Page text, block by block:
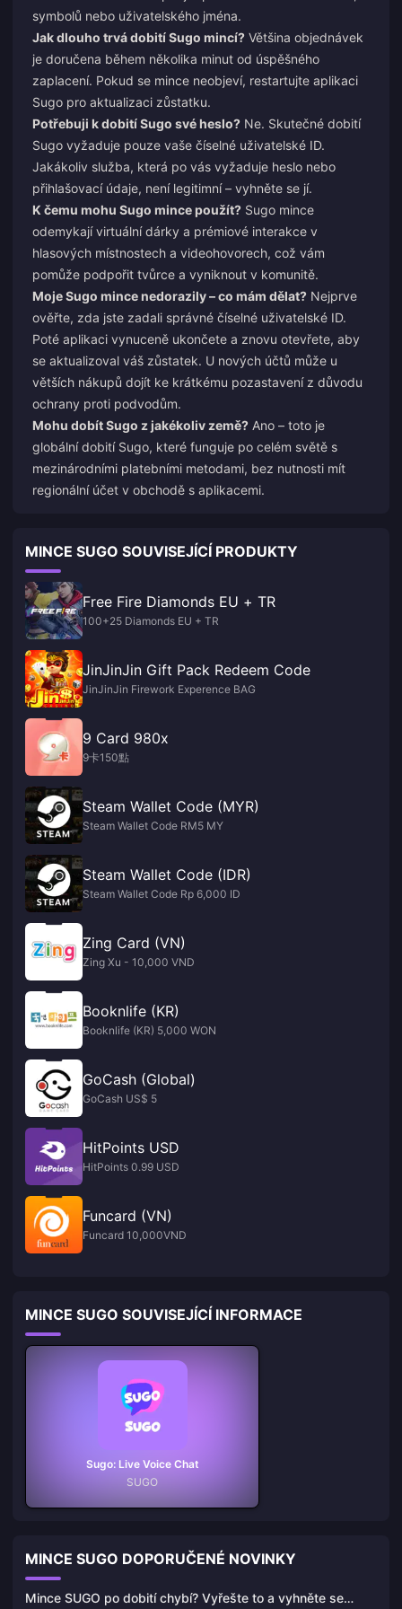
symbolů nebo uživatelského jména.
Jak dlouho trvá dobití Sugo mincí? Většina objednávek
je doručena během několika minut od úspěšného
zaplacení. Pokud se mince neobjeví, restartujte aplikaci
Sugo pro aktualizaci zůstatku.
Potřebuji k dobití Sugo své heslo? Ne. Skutečné dobití
Sugo vyžaduje pouze vaše číselné uživatelské ID.
Jakákoliv služba, která po vás vyžaduje heslo nebo
přihlašovací údaje, není legitimní – vyhněte se jí.
K čemu mohu Sugo mince použít? Sugo mince
odemykají virtuální dárky a prémiové interakce v
hlasových místnostech a videohovorech, což vám
pomůže podpořit tvůrce a vyniknout v komunitě.
Moje Sugo mince nedorazily – co mám dělat? Nejprve
ověřte, zda jste zadali správné číselné uživatelské ID.
Poté aplikaci vynuceně ukončete a znovu otevřete, aby
se aktualizoval váš zůstatek. U nových účtů může u
větších nákupů dojít ke krátkému pozastavení z důvodu
ochrany proti podvodům.
Mohu dobít Sugo z jakékoliv země? Ano – toto je
globální dobití Sugo, které funguje po celém světě s
mezinárodními platebními metodami, bez nutnosti mít
regionální účet v obchodě s aplikacemi.
MINCE SUGO SOUVISEJÍCÍ PRODUKTY
Free Fire Diamonds EU + TR
100+25 Diamonds EU + TR
JinJinJin Gift Pack Redeem Code
JinJinJin Firework Experence BAG
9 Card 980x
9卡150點
Steam Wallet Code (MYR)
Steam Wallet Code RM5 MY
Steam Wallet Code (IDR)
Steam Wallet Code Rp 6,000 ID
Zing Card (VN)
Zing Xu - 10,000 VND
Booknlife (KR)
Booknlife (KR) 5,000 WON
GoCash (Global)
GoCash US$ 5
HitPoints USD
HitPoints 0.99 USD
Funcard (VN)
Funcard 10,000VND
MINCE SUGO SOUVISEJÍCÍ INFORMACE
Sugo: Live Voice Chat
SUGO
MINCE SUGO DOPORUČENÉ NOVINKY
Mince SUGO po dobití chybí? Vyřešte to a vyhněte se